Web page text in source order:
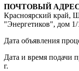
ПОЧТОВЫЙ
Красноярский край,
"Энергетиков", дом 1/
Дата объявления
Дата и время подачи
г.